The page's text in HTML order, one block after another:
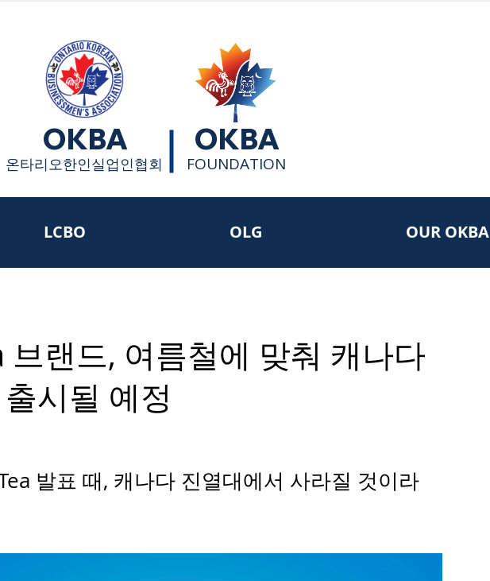
OKBA
​온타리오한인실업인협회
OKBA
FOUNDATION
LCBO OLG OUR OKBA
브랜드, 여름철에 맞춰 캐나다
시될 예정
발표 때, 캐나다 진열대에서 사라질 것이라